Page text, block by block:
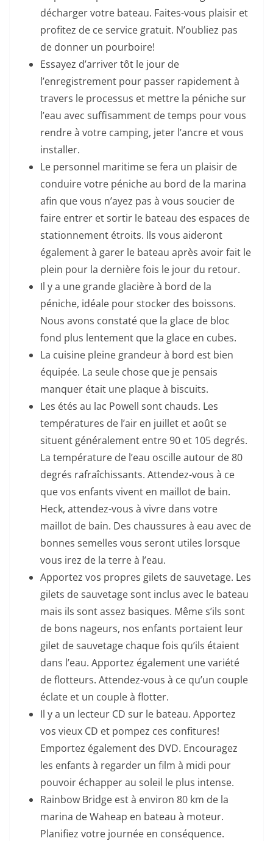
décharger votre bateau. Faites-vous plaisir et
profitez de ce service gratuit. N’oubliez pas
de donner un pourboire!
Essayez d’arriver tôt le jour de
l’enregistrement pour passer rapidement à
travers le processus et mettre la péniche sur
l’eau avec suffisamment de temps pour vous
rendre à votre camping, jeter l’ancre et vous
installer.
Le personnel maritime se fera un plaisir de
conduire votre péniche au bord de la marina
afin que vous n’ayez pas à vous soucier de
faire entrer et sortir le bateau des espaces de
stationnement étroits. Ils vous aideront
également à garer le bateau après avoir fait le
plein pour la dernière fois le jour du retour.
Il y a une grande glacière à bord de la
péniche, idéale pour stocker des boissons.
Nous avons constaté que la glace de bloc
fond plus lentement que la glace en cubes.
La cuisine pleine grandeur à bord est bien
équipée. La seule chose que je pensais
manquer était une plaque à biscuits.
Les étés au lac Powell sont chauds. Les
températures de l’air en juillet et août se
situent généralement entre 90 et 105 degrés.
La température de l’eau oscille autour de 80
degrés rafraîchissants. Attendez-vous à ce
que vos enfants vivent en maillot de bain.
Heck, attendez-vous à vivre dans votre
maillot de bain. Des chaussures à eau avec de
bonnes semelles vous seront utiles lorsque
vous irez de la terre à l’eau.
Apportez vos propres gilets de sauvetage. Les
gilets de sauvetage sont inclus avec le bateau
mais ils sont assez basiques. Même s’ils sont
de bons nageurs, nos enfants portaient leur
gilet de sauvetage chaque fois qu’ils étaient
dans l’eau. Apportez également une variété
de flotteurs. Attendez-vous à ce qu’un couple
éclate et un couple à flotter.
Il y a un lecteur CD sur le bateau. Apportez
vos vieux CD et pompez ces confitures!
Emportez également des DVD. Encouragez
les enfants à regarder un film à midi pour
pouvoir échapper au soleil le plus intense.
Rainbow Bridge est à environ 80 km de la
marina de Waheap en bateau à moteur.
Planifiez votre journée en conséquence.